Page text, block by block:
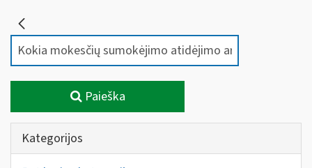
Paieška
Kategorijos